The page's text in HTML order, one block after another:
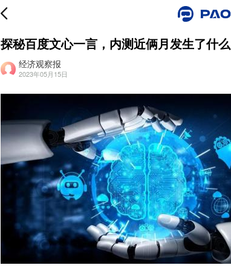
探秘百度文心一言，内测近俩月发生了什么
经济观察报
2023年05月15日